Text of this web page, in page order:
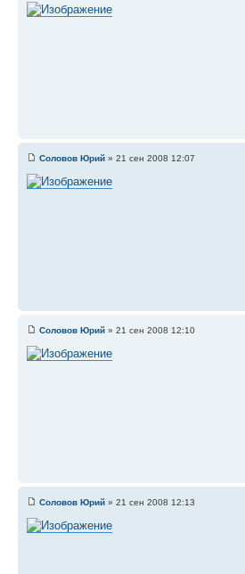
Соловов Юрий » 21 сен 2008 12:07
Соловов Юрий » 21 сен 2008 12:10
Соловов Юрий » 21 сен 2008 12:13